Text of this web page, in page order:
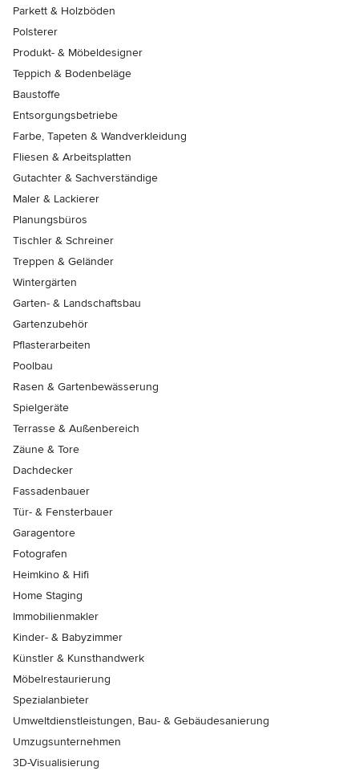
Parkett & Holzböden
Polsterer
Produkt- & Möbeldesigner
Teppich & Bodenbeläge
Baustoffe
Entsorgungsbetriebe
Farbe, Tapeten & Wandverkleidung
Fliesen & Arbeitsplatten
Gutachter & Sachverständige
Maler & Lackierer
Planungsbüros
Tischler & Schreiner
Treppen & Geländer
Wintergärten
Garten- & Landschaftsbau
Gartenzubehör
Pflasterarbeiten
Poolbau
Rasen & Gartenbewässerung
Spielgeräte
Terrasse & Außenbereich
Zäune & Tore
Dachdecker
Fassadenbauer
Tür- & Fensterbauer
Garagentore
Fotografen
Heimkino & Hifi
Home Staging
Immobilienmakler
Kinder- & Babyzimmer
Künstler & Kunsthandwerk
Möbelrestaurierung
Spezialanbieter
Umweltdienstleistungen, Bau- & Gebäudesanierung
Umzugsunternehmen
3D-Visualisierung